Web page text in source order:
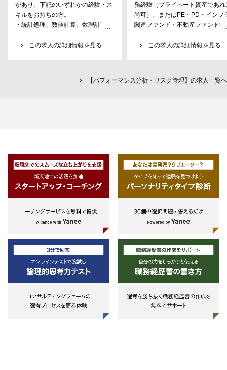
があり、下記のいずれかの経験・ス
キルをお持ちの方。
・統計処理、数値計算、数理計画法
などの素養のある方。
・株式、債券、財務等の分析評価、
この求人の詳細情報を見る
務
・具体的には、運用会社・運用チ
ム・ファンドの調査よび分析、フ
ー・ディリジェンスの実施および
グ・レポート作成、顧客への報告
務経験（プライベート資産であれ
尚可）、またはPE・PD・インフ
関連ファンド・不動産ファンド投
やアドバイザリー業務の経験者
・英語力必須（運用会社に対しイ
この求人の詳細情報を見る
【パフォーマンス分析・リスク管理】の求人一覧へ